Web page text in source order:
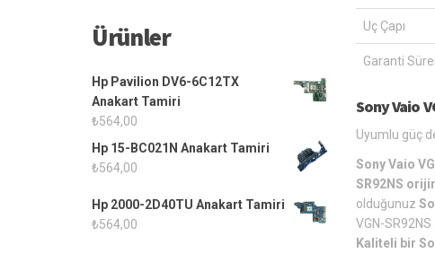
Uç Çapı
Garanti
Sony Vaio
Uyumlu güç
Sony Vaio
SR92NS
olduğunuz
VGN-
Kaliteli bir
Ürünler
Hp Pavilion DV6-6C12TX
Anakart Tamiri
₺564,00
Hp 15-BC021N Anakart Tamiri
₺564,00
Hp 2000-2D40TU Anakart Tamiri
₺564,00